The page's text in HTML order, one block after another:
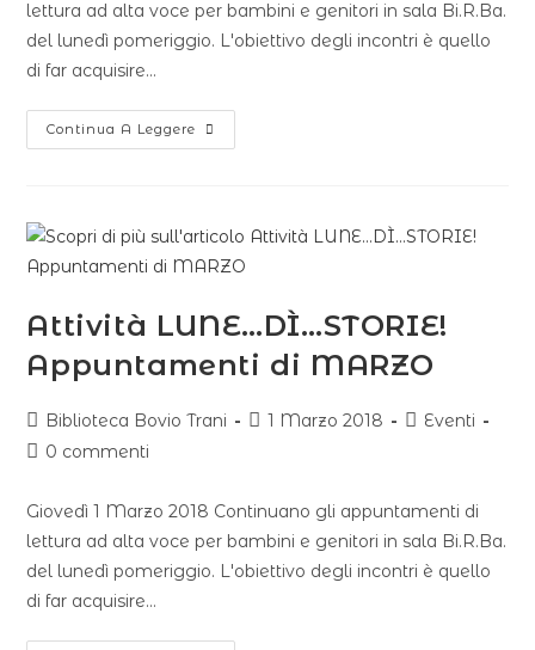
lettura ad alta voce per bambini e genitori in sala Bi.R.Ba.
del lunedì pomeriggio. L'obiettivo degli incontri è quello
di far acquisire…
Continua A Leggere
Attività LUNE…DÌ…STORIE!
Appuntamenti di MARZO
Biblioteca Bovio Trani 1 Marzo 2018
Eventi
0 commenti
Giovedì 1 Marzo 2018 Continuano gli appuntamenti di
lettura ad alta voce per bambini e genitori in sala Bi.R.Ba.
del lunedì pomeriggio. L'obiettivo degli incontri è quello
di far acquisire…